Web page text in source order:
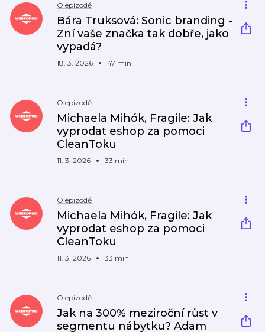
O epizodě
Bára Truksová: Sonic branding -
Zní vaše značka tak dobře, jako
vypadá?
18. 3. 2026 47 min
O epizodě
Michaela Mihók, Fragile: Jak
vyprodat eshop za pomoci
CleanToku
11. 3. 2026 33 min
O epizodě
Michaela Mihók, Fragile: Jak
vyprodat eshop za pomoci
CleanToku
11. 3. 2026 33 min
O epizodě
Jak na 300% meziroční růst v
segmentu nábytku? Adam